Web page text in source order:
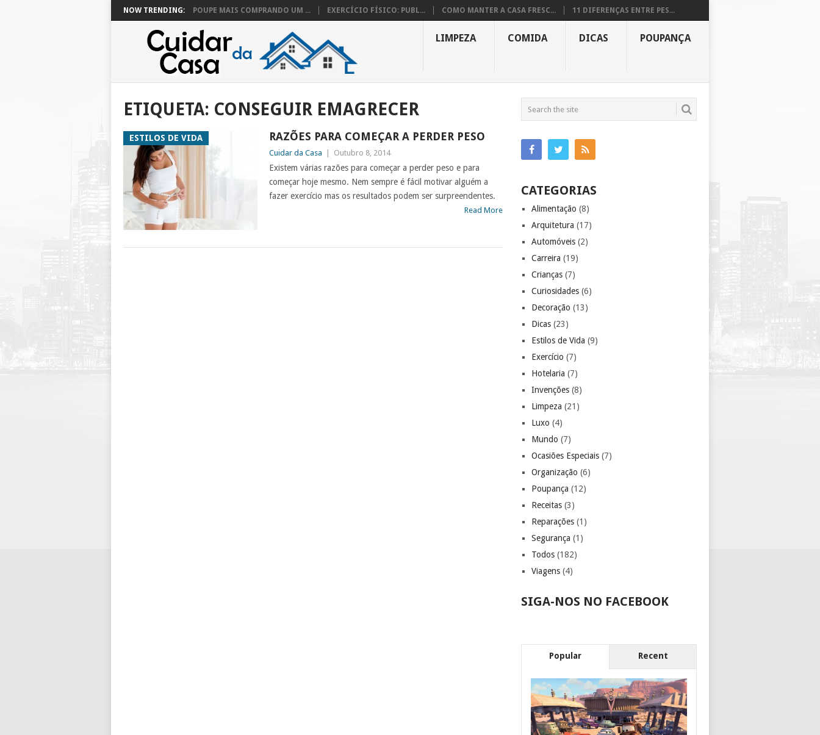
NOW TRENDING: POUPE MAIS COMPRANDO UM ... EXERCÍCIO FÍSICO: PUBL... COMO MANTER A CASA FRESC... 11 DIFERENÇAS ENTRE PES...
LIMPEZA COMIDA DICAS POUPANÇA
ETIQUETA: CONSEGUIR EMAGRECER
ESTILOS DE VIDA RAZÕES PARA COMEÇAR A PERDER PESO
Cuidar da Casa Outubro 8, 2014
Existem várias razões para começar a perder peso e para
começar hoje mesmo. Nem sempre é fácil motivar alguém a
fazer exercício mas os resultados podem ser surpreendentes.
Read More
CATEGORIAS
Alimentação (8)
Arquitetura (17)
Automóveis (2)
Carreira (19)
Crianças (7)
Curiosidades (6)
Decoração (13)
Dicas (23)
Estilos de Vida (9)
Exercício (7)
Hotelaria (7)
Invenções (8)
Limpeza (21)
Luxo (4)
Mundo (7)
Ocasiões Especiais (7)
Organização (6)
Poupança (12)
Receitas (3)
Reparações (1)
Segurança (1)
Todos (182)
Viagens (4)
SIGA-NOS NO FACEBOOK
Popular Recent